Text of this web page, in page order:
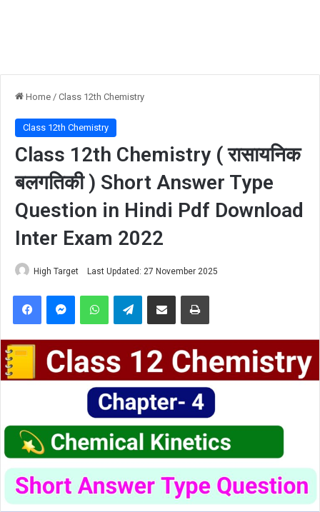
Home / Class 12th Chemistry
Class 12th Chemistry
Class 12th Chemistry ( रासायनिक
बलगतिकी ) Short Answer Type
Question in Hindi Pdf Download
Inter Exam 2022
High Target Last Updated: 27 November 2025
FacebookMessengerWhatsAppTelegramShare via Email Print